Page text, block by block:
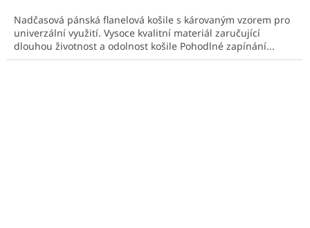
Nadčasová pánská flanelová košile s károvaným vzorem pro
univerzální využití. Vysoce kvalitní materiál zaručující
dlouhou životnost a odolnost košile Pohodlné zapínání...